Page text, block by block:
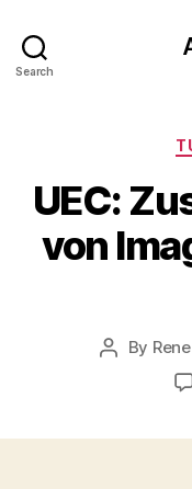
Search
UEC:
von
Post
By